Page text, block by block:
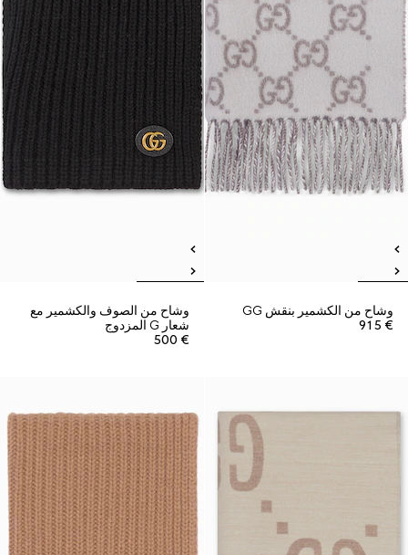
وشاح من الكشمير بنقش GG
€ 915
وشاح من الصوف والكشمير مع
شعار G المزدوج
€ 500